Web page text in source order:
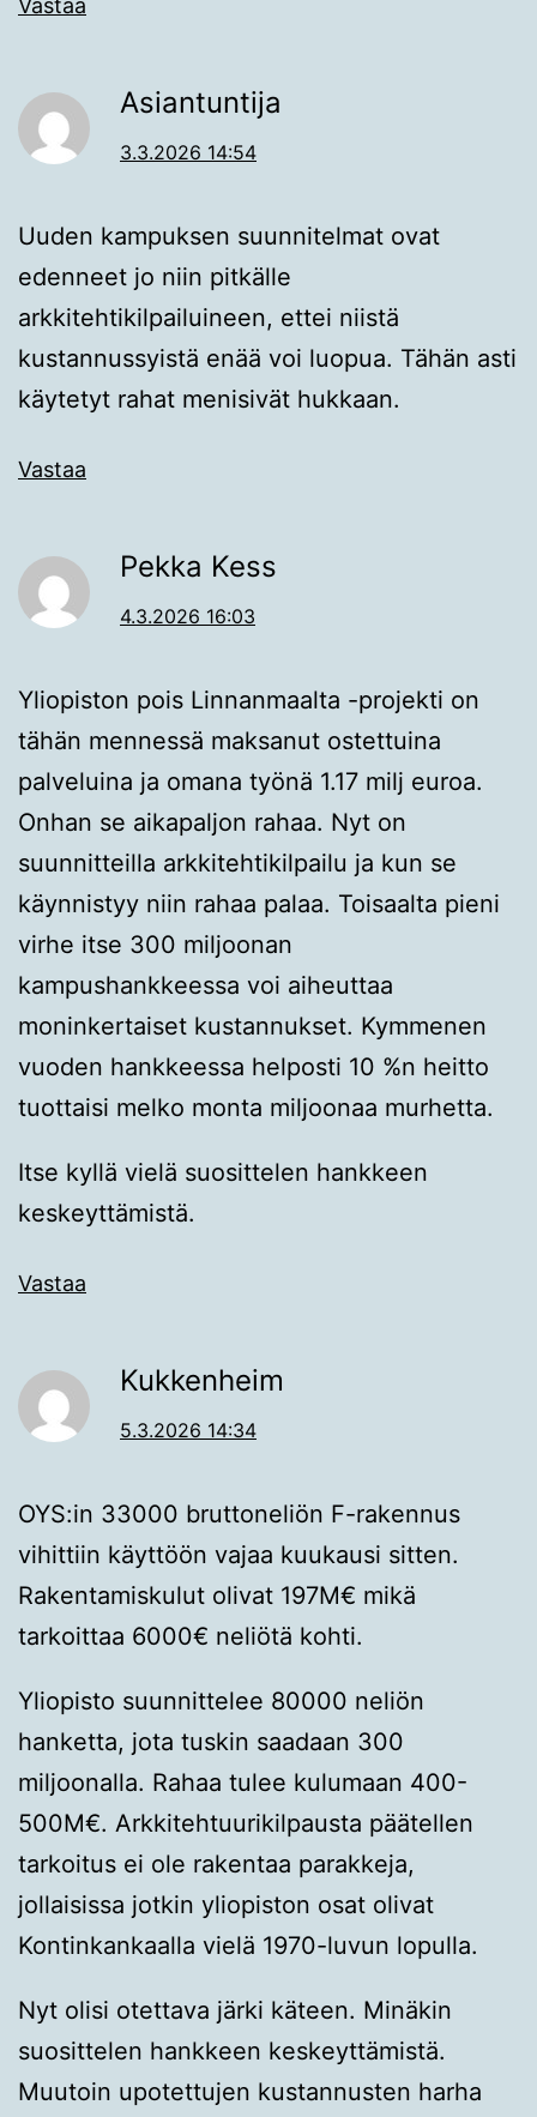
Vastaa
Asiantuntija
3.3.2026 14:54
Uuden kampuksen suunnitelmat ovat
edenneet jo niin pitkälle
arkkitehtikilpailuineen, ettei niistä
kustannussyistä enää voi luopua. Tähän asti
käytetyt rahat menisivät hukkaan.
Vastaa
Pekka Kess
4.3.2026 16:03
Yliopiston pois Linnanmaalta -projekti on
tähän mennessä maksanut ostettuina
palveluina ja omana työnä 1.17 milj euroa.
Onhan se aikapaljon rahaa. Nyt on
suunnitteilla arkkitehtikilpailu ja kun se
käynnistyy niin rahaa palaa. Toisaalta pieni
virhe itse 300 miljoonan
kampushankkeessa voi aiheuttaa
moninkertaiset kustannukset. Kymmenen
vuoden hankkeessa helposti 10 %n heitto
tuottaisi melko monta miljoonaa murhetta.
Itse kyllä vielä suosittelen hankkeen
keskeyttämistä.
Vastaa
Kukkenheim
5.3.2026 14:34
OYS:in 33000 bruttoneliön F-rakennus
vihittiin käyttöön vajaa kuukausi sitten.
Rakentamiskulut olivat 197M€ mikä
tarkoittaa 6000€ neliötä kohti.
Yliopisto suunnittelee 80000 neliön
hanketta, jota tuskin saadaan 300
miljoonalla. Rahaa tulee kulumaan 400-
500M€. Arkkitehtuurikilpausta päätellen
tarkoitus ei ole rakentaa parakkeja,
jollaisissa jotkin yliopiston osat olivat
Kontinkankaalla vielä 1970-luvun lopulla.
Nyt olisi otettava järki käteen. Minäkin
suosittelen hankkeen keskeyttämistä.
Muutoin upotettujen kustannusten harha